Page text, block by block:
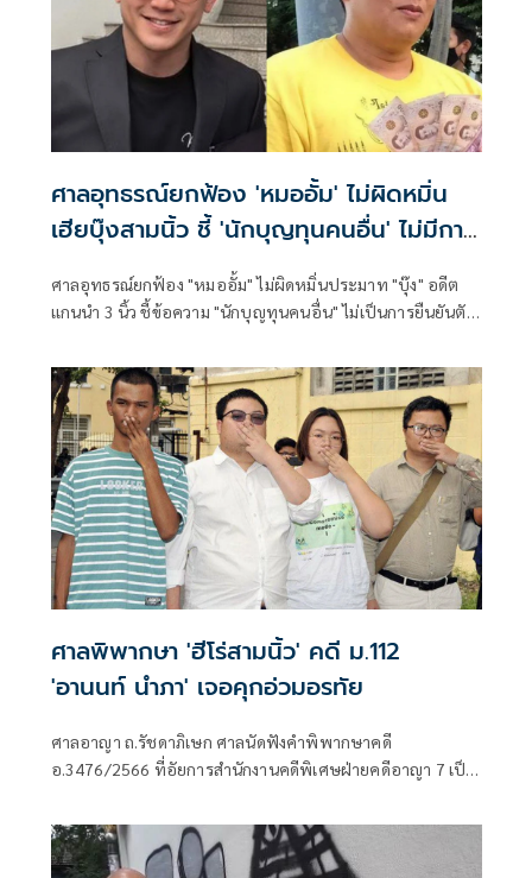
ศาลอุทธรณ์ยกฟ้อง 'หมออั้ม' ไม่ผิดหมิ่น
เฮียบุ๊งสามนิ้ว ชี้ 'นักบุญทุนคนอื่น' ไม่มีการ
ศาลอุทธรณ์ยกฟ้อง "หมออั้ม" ไม่ผิดหมิ่นประมาท "บุ๊ง" อดีต
เเกนนำ 3 นิ้ว ชี้ข้อความ "นักบุญทุนคนอื่น" ไม่เป็นการยืนยันตัว
บริจาคเงินม็อบสามนิ้ว
ศาลพิพากษา 'ฮีโร่สามนิ้ว' คดี ม.112
'อานนท์ นำภา' เจอคุกอ่วมอรทัย
ศาลอาญา ถ.รัชดาภิเษก ศาลนัดฟังคำพิพากษาคดี
อ.3476/2566 ที่อัยการสำนักงานคดีพิเศษฝ่ายคดีอาญา 7 เป็น
ราษฎร ,นายพริษฐ์ หรือ เพนกวิน ชิวารักษ์ อดีตแกนนำกลุ่ม
แนวร่วมธรรมศาสตร์